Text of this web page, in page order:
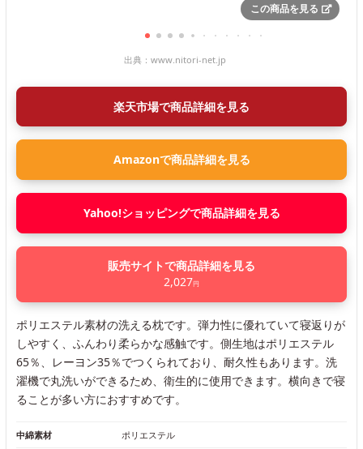
この商品を見る
出典： www.nitori-net.jp
楽天市場で商品詳細を見る
Amazonで商品詳細を見る
Yahoo!ショッピングで商品詳細を見る
販売サイトで商品詳細を見る
2,027円
ポリエステル素材の洗える枕です。弾力性に優れていて寝返りが
しやすく、ふんわり柔らかな感触です。側生地はポリエステル
65％、レーヨン35％でつくられており、耐久性もあります。洗
濯機で丸洗いができるため、衛生的に使用できます。横向きで寝
ることが多い方におすすめです。
中綿素材 ポリエステル